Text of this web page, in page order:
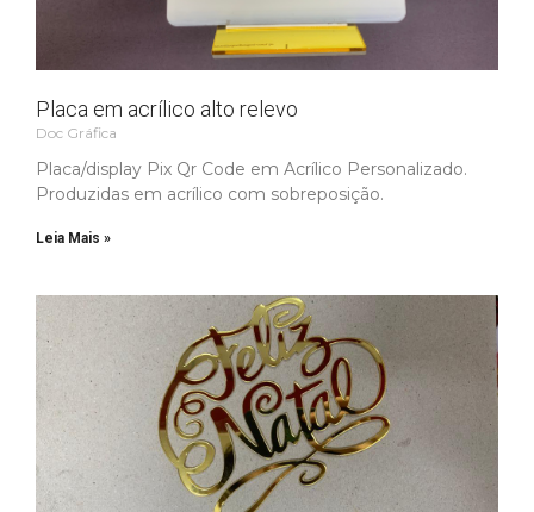
Placa em acrílico alto relevo
Doc Gráfica
Placa/display Pix Qr Code em Acrílico Personalizado​.
Produzidas em acrílico com sobreposição.
Leia Mais »